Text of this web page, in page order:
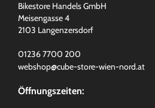
Bikestore Handels GmbH
Meisengasse 4
2103 Langenzersdorf
01236 7700 200
webshop@cube-store-wien-nord.at
Öffnungszeiten: